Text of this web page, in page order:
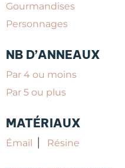
Gourmandises
Personnages
NB D’ANNEAUX
Par 4 ou moins
Par 5 ou plus
MATÉRIAUX
Émail | Résine